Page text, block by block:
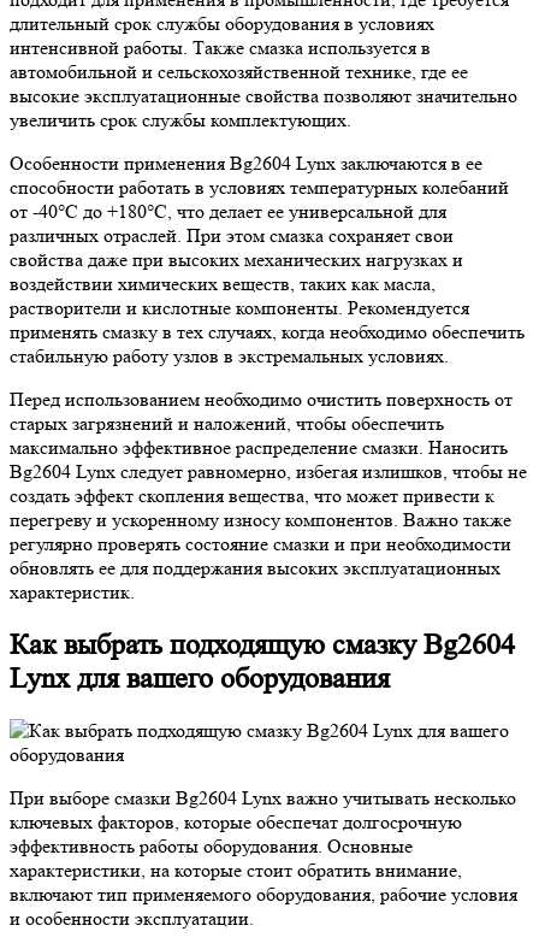
длительный срок службы оборудования в условиях
интенсивной работы. Также смазка используется в
автомобильной и сельскохозяйственной технике, где ее
высокие эксплуатационные свойства позволяют значительно
увеличить срок службы комплектующих.
Особенности применения Bg2604 Lynx заключаются в ее
способности работать в условиях температурных колебаний
от -40°C до +180°C, что делает ее универсальной для
различных отраслей. При этом смазка сохраняет свои
свойства даже при высоких механических нагрузках и
воздействии химических веществ, таких как масла,
растворители и кислотные компоненты. Рекомендуется
применять смазку в тех случаях, когда необходимо обеспечить
стабильную работу узлов в экстремальных условиях.
Перед использованием необходимо очистить поверхность от
старых загрязнений и наложений, чтобы обеспечить
максимально эффективное распределение смазки. Наносить
Bg2604 Lynx следует равномерно, избегая излишков, чтобы не
создать эффект скопления вещества, что может привести к
перегреву и ускоренному износу компонентов. Важно также
регулярно проверять состояние смазки и при необходимости
обновлять ее для поддержания высоких эксплуатационных
характеристик.
Как выбрать подходящую смазку Bg2604
Lynx для вашего оборудования
При выборе смазки Bg2604 Lynx важно учитывать несколько
ключевых факторов, которые обеспечат долгосрочную
эффективность работы оборудования. Основные
характеристики, на которые стоит обратить внимание,
включают тип применяемого оборудования, рабочие условия
и особенности эксплуатации.